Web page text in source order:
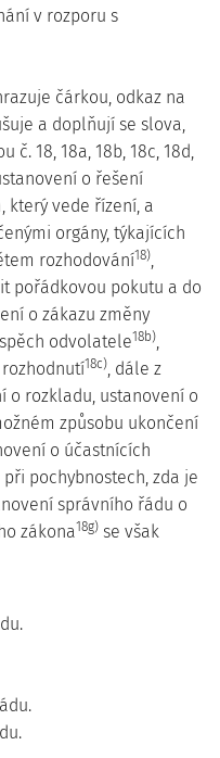
v rozporu s
čárkou, odkaz na
a doplňují se slova,
18, 18a, 18b, 18c, 18d,
o řešení
který vede řízení, a
orgány, týkajících
rozhodování18),
pořádkovou pokutu a do
o zákazu změny
odvolatele18b),
18c), dále z
o rozkladu, ustanovení o
způsobu ukončení
o účastnících
pochybnostech, zda je
správního řádu o
zákona18g) se však